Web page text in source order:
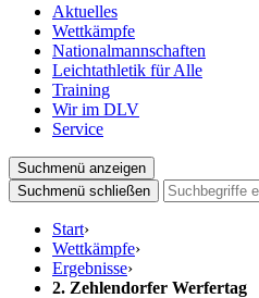
Aktuelles
Wettkämpfe
Nationalmannschaften
Leichtathletik für Alle
Training
Wir im DLV
Service
Suchmenü anzeigen
Suchmenü schließen
Start›
Wettkämpfe›
Ergebnisse›
2. Zehlendorfer Werfertag